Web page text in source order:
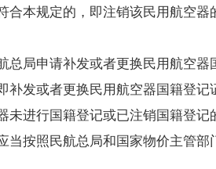
本规定的，即注销该民用航空
局申请补发或者更换民用航空器
发或者更换民用航空器国籍登记
进行国籍登记或已注销国籍登记
按照民航总局和国家物价主管部